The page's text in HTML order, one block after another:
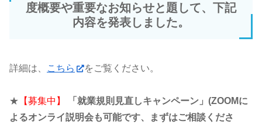
度概要や重要なお知らせと題して、下記
内容を発表しました。
詳細は、 こちら をご覧ください。
★ 【募集中】
「就業規則見直しキャンペーン」(ZOOMに
よるオンライ説明会も可能です、まずはご相談くださ